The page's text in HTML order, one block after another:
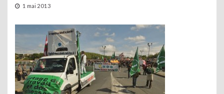
1 mai 2013